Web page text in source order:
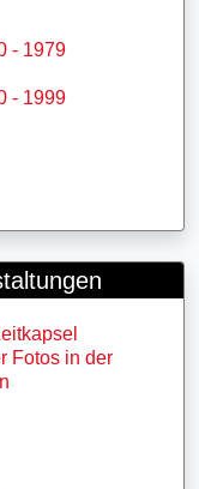
- 1979
- 1999
Fotos in der